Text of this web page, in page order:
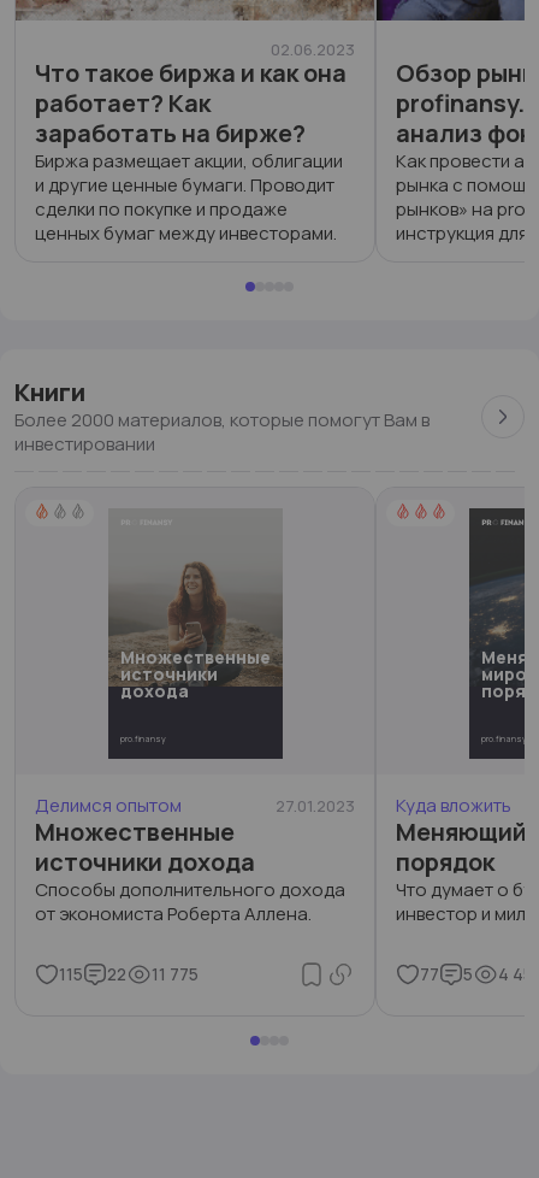
02.06.2023
Что такое биржа и как она
работает? Как
заработать на бирже?
Биржа размещает акции, облигации
и другие ценные бумаги. Проводит
сделки по покупке и продаже
ценных бумаг между инвесторами.
Обзор
анализ
Как провести
рынка с
рынков» на
инструкция для
Книги
Более 2000 материалов, которые помогут Вам в
инвестировании
Множественные
источники
дохода
pro.finansy
Делимся опытом 27.01.2023
Множественные
источники дохода
Способы дополнительного дохода
от экономиста Роберта Аллена.
115 22 11 775
pro.finansy
Куда вложить
порядок
Что думает о
инвестор и
77 5 4